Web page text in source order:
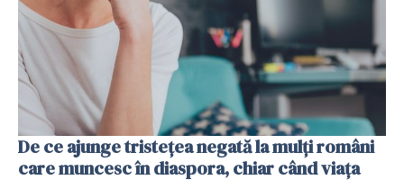
De ce ajunge tristețea negată la mulți români
care muncesc în diaspora, chiar când viața